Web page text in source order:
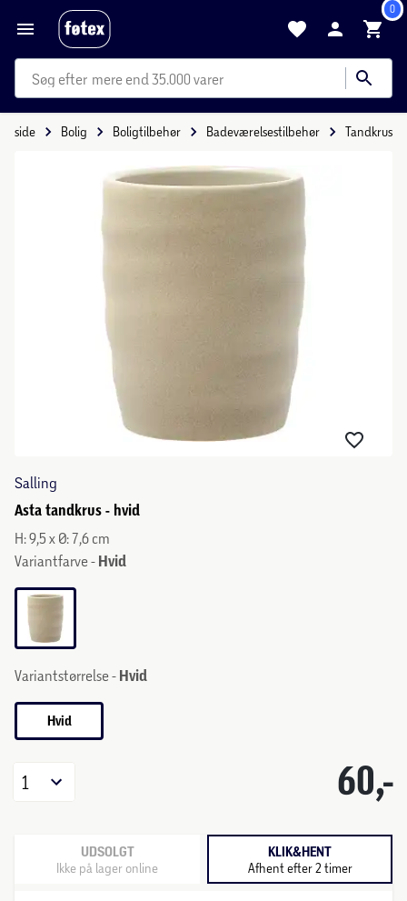
0
mere end 35.000 varer
Bolig Boligtilbehør Badeværelsestilbehør Tandkrus
Salling
Asta tandkrus - hvid
H: 9,5 x Ø: 7,6 cm
Variantfarve - Hvid
Variantstørrelse - Hvid
Hvid
60,-
1
UDSOLGT
Ikke på lager online
KLIK&HENT
Afhent efter 2 timer